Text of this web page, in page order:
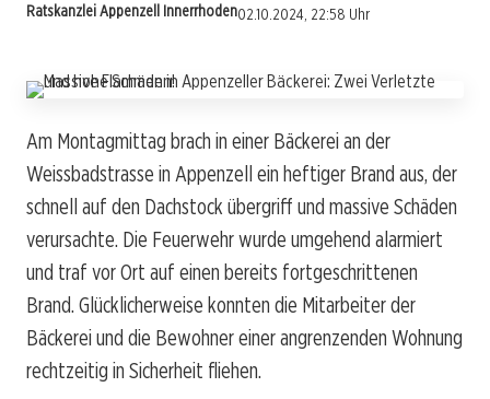
Ratskanzlei Appenzell Innerrhoden02.10.2024, 22:58 Uhr
Am Montagmittag brach in einer Bäckerei an der
Weissbadstrasse in Appenzell ein heftiger Brand aus, der
schnell auf den Dachstock übergriff und massive Schäden
verursachte. Die Feuerwehr wurde umgehend alarmiert
und traf vor Ort auf einen bereits fortgeschrittenen
Brand. Glücklicherweise konnten die Mitarbeiter der
Bäckerei und die Bewohner einer angrenzenden Wohnung
rechtzeitig in Sicherheit fliehen.